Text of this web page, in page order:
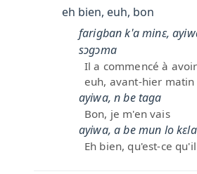
eh bien, euh, bon
farigban k'a minɛ,
sɔgɔma
Il a commencé à
euh, avant-hier matin
ayiwa, n be taga
Bon, je m'en vais
ayiwa, a be mun lo
Eh bien, qu'est-ce